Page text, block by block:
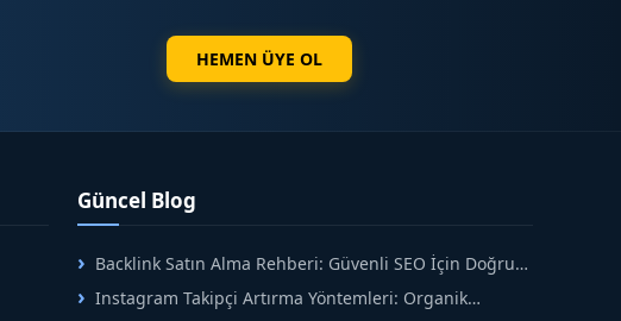
HEMEN ÜYE OL
Güncel Blog
Backlink Satın Alma Rehberi: Güvenli SEO İçin Doğru
Instagram Takipçi Artırma Yöntemleri: Organik